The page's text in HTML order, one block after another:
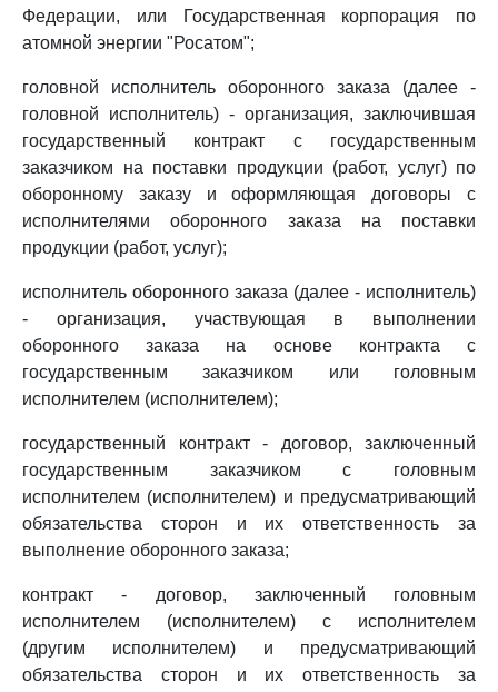
Федерации, или Государственная корпорация по
атомной энергии "Росатом";
головной исполнитель оборонного заказа (далее -
головной исполнитель) - организация, заключившая
государственный контракт с государственным
заказчиком на поставки продукции (работ, услуг) по
оборонному заказу и оформляющая договоры с
исполнителями оборонного заказа на поставки
продукции (работ, услуг);
исполнитель оборонного заказа (далее - исполнитель)
- организация, участвующая в выполнении
оборонного заказа на основе контракта с
государственным заказчиком или головным
исполнителем (исполнителем);
государственный контракт - договор, заключенный
государственным заказчиком с головным
исполнителем (исполнителем) и предусматривающий
обязательства сторон и их ответственность за
выполнение оборонного заказа;
контракт - договор, заключенный головным
исполнителем (исполнителем) с исполнителем
(другим исполнителем) и предусматривающий
обязательства сторон и их ответственность за